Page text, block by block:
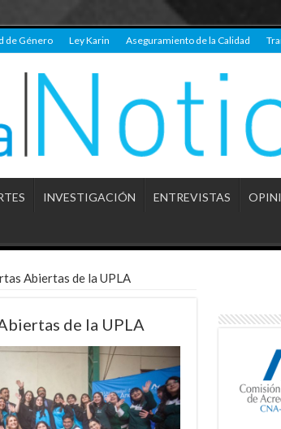
de Género Ley Karin Aseguramiento de la Calidad
INVESTIGACIÓN ENTREVISTAS
Abiertas de la UPLA
de la UPLA